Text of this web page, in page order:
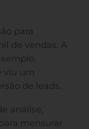
para
de vendas. A
viu um
de leads.
análise,
mensurar